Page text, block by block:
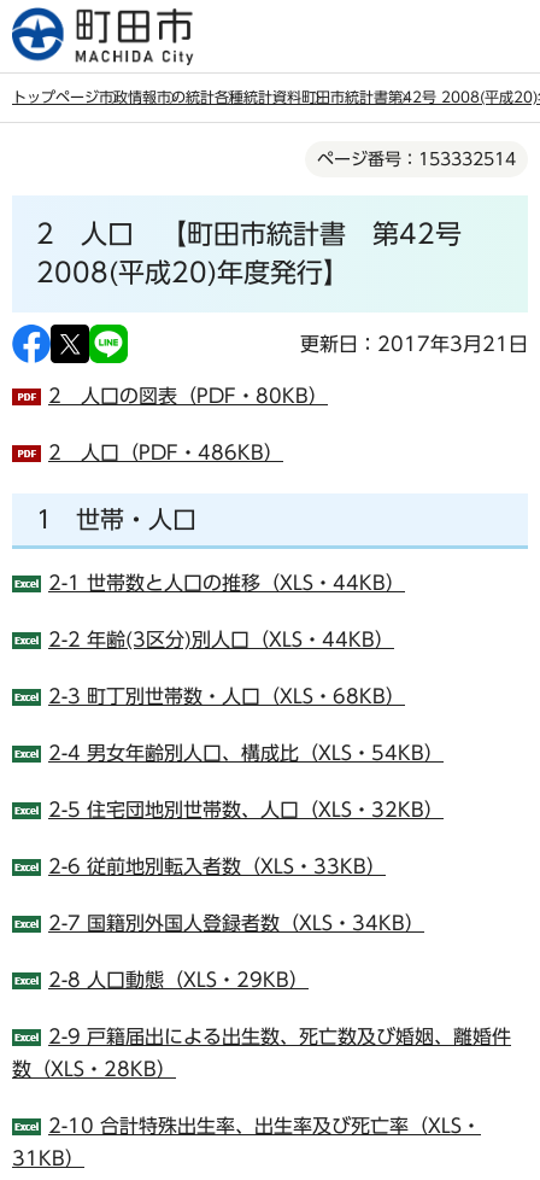
こ
の
トップページ市政情報市の統計各種統計資料町田市統計書第42号 2008(平成20)
ページ番号：153332514
2 人口 【町田市統計書 第42号
2008(平成20)年度発行】
更新日：2017年3月21日
2 人口の図表（PDF・80KB）
2 人口（PDF・486KB）
1 世帯・人口
2-1 世帯数と人口の推移（XLS・44KB）
2-2 年齢(3区分)別人口（XLS・44KB）
2-3 町丁別世帯数・人口（XLS・68KB）
2-4 男女年齢別人口、構成比（XLS・54KB）
2-5 住宅団地別世帯数、人口（XLS・32KB）
2-6 従前地別転入者数（XLS・33KB）
2-7 国籍別外国人登録者数（XLS・34KB）
2-8 人口動態（XLS・29KB）
2-9 戸籍届出による出生数、死亡数及び婚姻、離婚件
数（XLS・28KB）
2-10 合計特殊出生率、出生率及び死亡率（XLS・
31KB）